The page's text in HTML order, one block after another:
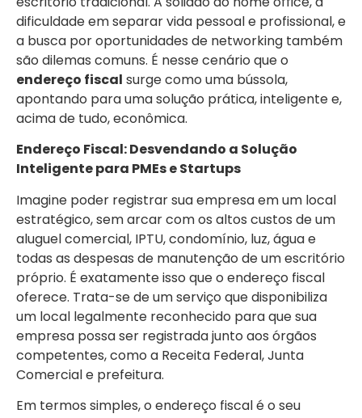
dificuldade em separar vida pessoal e profissional, e
a busca por oportunidades de networking também
são dilemas comuns. É nesse cenário que o
endereço fiscal surge como uma bússola,
apontando para uma solução prática, inteligente e,
acima de tudo, econômica.
Endereço Fiscal: Desvendando a Solução
Inteligente para PMEs e Startups
Imagine poder registrar sua empresa em um local
estratégico, sem arcar com os altos custos de um
aluguel comercial, IPTU, condomínio, luz, água e
todas as despesas de manutenção de um escritório
próprio. É exatamente isso que o endereço fiscal
oferece. Trata-se de um serviço que disponibiliza
um local legalmente reconhecido para que sua
empresa possa ser registrada junto aos órgãos
competentes, como a Receita Federal, Junta
Comercial e prefeitura.
Em termos simples, o endereço fiscal é o seu